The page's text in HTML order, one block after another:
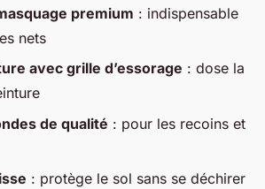
premium : indispensable
nets
avec grille d’essorage : dose la
de qualité : pour les recoins et
: protège le sol sans se déchirer